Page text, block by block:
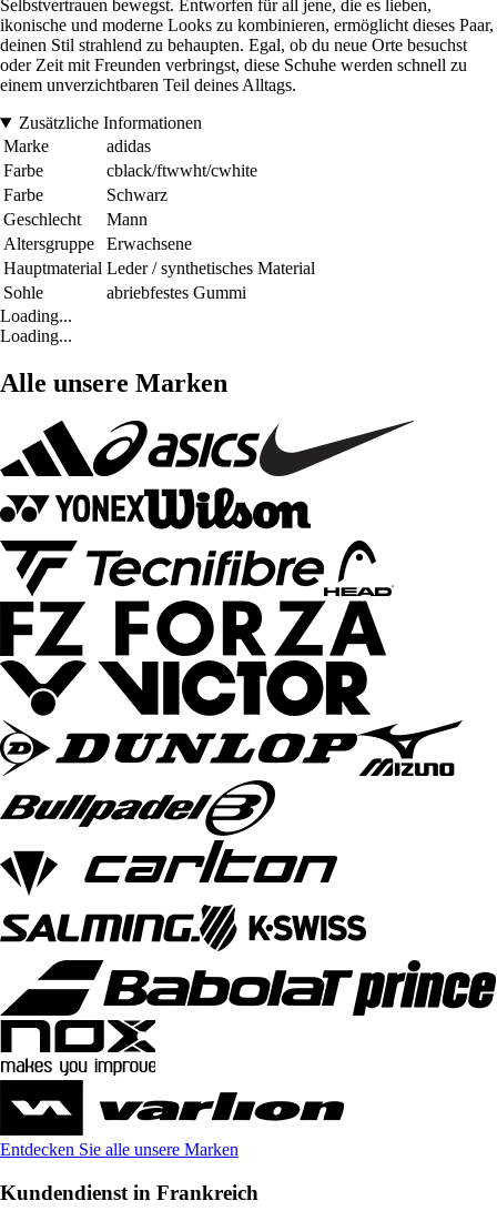
Selbstvertrauen bewegst. Entworfen für all jene, die es lieben,
ikonische und moderne Looks zu kombinieren, ermöglicht dieses Paar,
deinen Stil strahlend zu behaupten. Egal, ob du neue Orte besuchst
oder Zeit mit Freunden verbringst, diese Schuhe werden schnell zu
einem unverzichtbaren Teil deines Alltags.
Zusätzliche Informationen
Marke
adidas
Farbe
cblack/ftwwht/cwhite
Farbe
Schwarz
Geschlecht
Mann
Altersgruppe
Erwachsene
Hauptmaterial Leder / synthetisches Material
Sohle
abriebfestes Gummi
Loading...
Loading...
Alle unsere Marken
Entdecken Sie alle unsere Marken
Kundendienst in Frankreich